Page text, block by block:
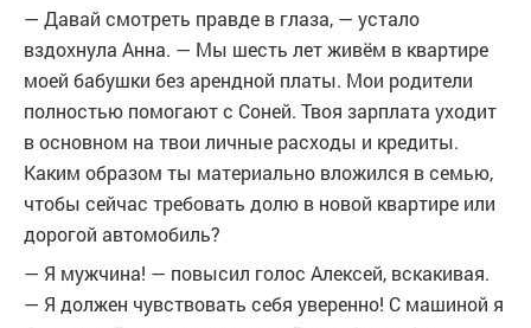
— Давай смотреть правде в глаза, — устало
вздохнула Анна. — Мы шесть лет живём в квартире
моей бабушки без арендной платы. Мои родители
полностью помогают с Соней. Твоя зарплата уходит
в основном на твои личные расходы и кредиты.
Каким образом ты материально вложился в семью,
чтобы сейчас требовать долю в новой квартире или
дорогой автомобиль?
— Я мужчина! — повысил голос Алексей, вскакивая.
— Я должен чувствовать себя уверенно! С машиной я